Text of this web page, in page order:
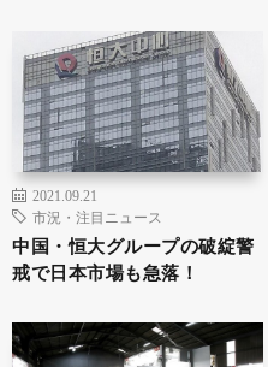
2021.09.21
市況・注目ニュース
中国・恒大グループの破綻警
戒で日本市場も急落！